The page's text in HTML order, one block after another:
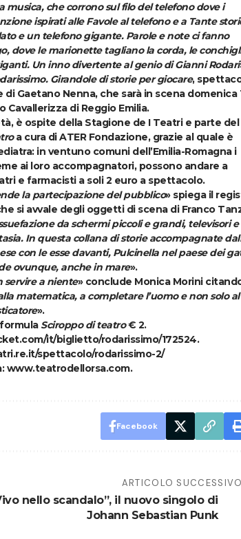
che corrono sul filo del telefono dove i
ispirati alle Favole al telefono e a Tante
e un telefono gigante. Parole e note ci fanno
dove le marionette tagliano la corda, le
Un inno divertente al genio di Gianni Rodari
Girandole di storie per giocare,
di Gaetano Nenna, che sarà in scena domenica
Cavallerizzadi Reggio Emilia.
è ospite della Stagione de I Teatri e parte del
a cura di ATER Fondazione, grazie al quale è
in ventuno comuni dell’Emilia-Romagna i
ai loro accompagnatori, possono andare a
e farmacisti a soli 2 euro a spettacolo.
la partecipazione del pubblico» spiega il
si avvale degli oggetti di scena di Franco
da schermi piccoli e grandi, televisori e
In questa collana di storie accompagnate
con le esse davanti, Pulcinella nel paese dei
ovunque, anche in mare».
servire a niente» conclude Monica Morini
matematica, a completare l’uomo e non solo al
».
Sciroppo di teatro€ 2.
it/biglietto/rodarissimo/172524.
spettacolo/rodarissimo-2/
www.teatrodellorsa.com.
Facebook
ARTICOLO SUCCESSIVO
nello scandalo”, il nuovo singolo di
Johann Sebastian Punk